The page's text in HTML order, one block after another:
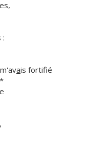
:
ais fortifié